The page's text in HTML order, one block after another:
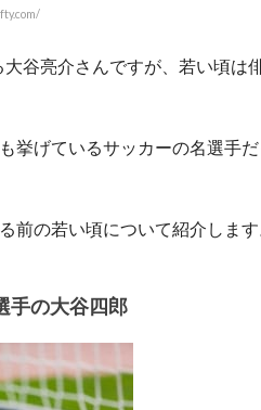
谷亮介さんですが、若い頃は
挙げているサッカーの名選手
前の若い頃について紹介します
手の大谷四郎